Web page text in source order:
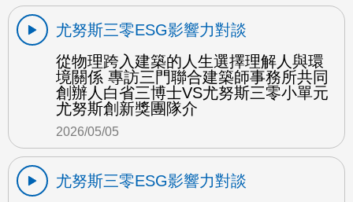
尤努斯三零ESG影響力對談
從物理跨入建築的人生選擇理解人與環
境關係 專訪三門聯合建築師事務所共同
創辦人白省三博士VS尤努斯三零小單元
尤努斯創新獎團隊介
2026/05/05
尤努斯三零ESG影響力對談